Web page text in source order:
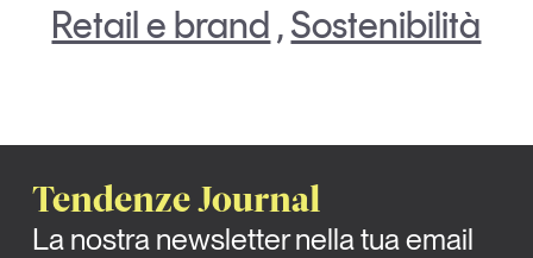
Retail e brand ,Sostenibilità
Tendenze Journal
La nostra newsletter nella tua email